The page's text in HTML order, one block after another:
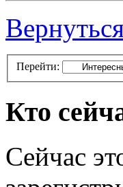
Перейти:
Кто
Сейчас